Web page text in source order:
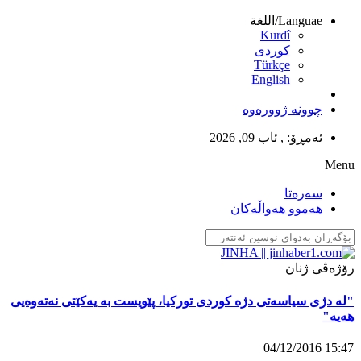
Languae/اللغة
Kurdî
كوردى
Türkçe
English
چوونە ژوورەوە
ئەمڕۆ: , ئاب 09, 2026
Menu
سەرەتا
هەموو هەواڵەکان
رۆژەڤی ژنان
تەرمی سەبیحە ئوچۆش بەخاک سپێردرا
13:15 03/12/2016
"لە دژی سیاسەتی دژە کوردی تورکیا، پێویست بە یەکێتی نەتەوەیی
هەیە"
15:47 04/12/2016